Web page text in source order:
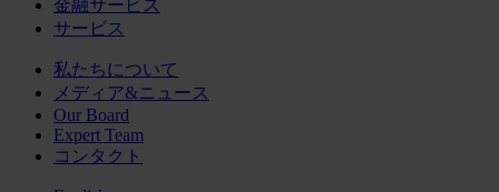
金融サービス
サービス
私たちについて
メディア&ニュース
Our Board
Expert Team
コンタクト